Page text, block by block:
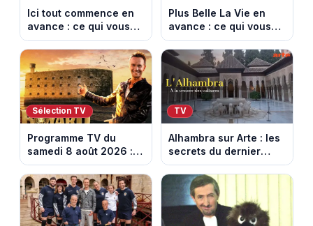
Ici tout commence en
avance : ce qui vous
attend la semaine du
10 au 14 août 2026
(spoiler)
Plus Belle La Vie en
avance : ce qui vous
attend la semaine du
10 au 14 août 2026
(spoiler)
Sélection TV
Programme TV du
samedi 8 août 2026 :
notre sélection pour
votre soirée télé
TV
Alhambra sur Arte : les
secrets du dernier
sultanat musulman
d’Espagne